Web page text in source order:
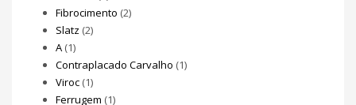
Fibrocimento (2)
Slatz (2)
A (1)
Contraplacado Carvalho (1)
Viroc (1)
Ferrugem (1)